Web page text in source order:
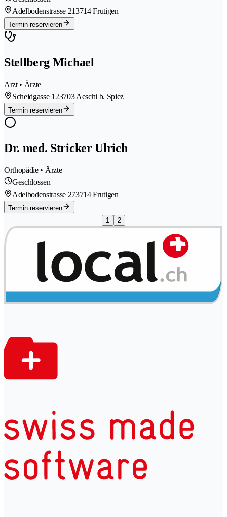
Adelbodenstrasse 213714 Frutigen
Termin reservieren
Stellberg Michael
Arzt • Ärzte
Scheidgasse 123703 Aeschi b. Spiez
Termin reservieren
Dr. med. Stricker Ulrich
Orthopädie • Ärzte
Geschlossen
Adelbodenstrasse 273714 Frutigen
Termin reservieren
1
2